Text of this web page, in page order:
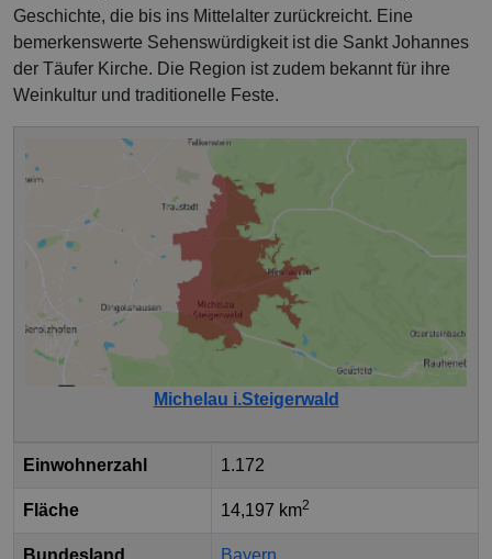
Geschichte, die bis ins Mittelalter zurückreicht. Eine
bemerkenswerte Sehenswürdigkeit ist die Sankt Johannes
der Täufer Kirche. Die Region ist zudem bekannt für ihre
Weinkultur und traditionelle Feste.
Michelau i.Steigerwald
Einwohnerzahl 1.172
Fläche 14,197 km2